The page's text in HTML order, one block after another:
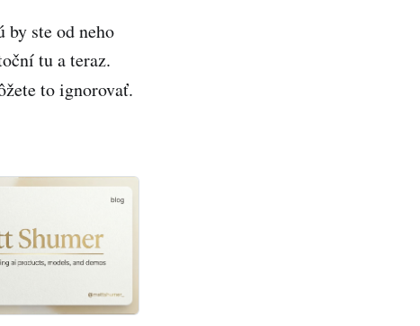
ste od neho
tu a teraz.
to ignorovať.